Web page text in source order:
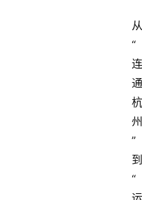
从
“
连
通
杭
州
”
到
“